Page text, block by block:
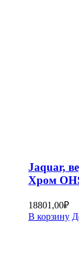
Jaquar,
Хром
18801,00₽
В корзину